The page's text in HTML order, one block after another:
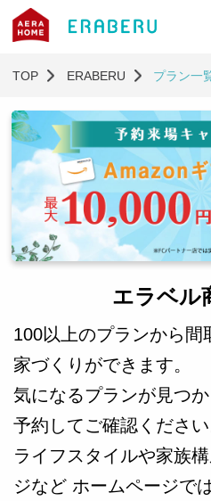
TOP ERABERU プラン一
エラベル
100以上のプランから間
家づくりができます。
気になるプランが見つ
予約してご確認くださ
ライフスタイルや家族
ジなど ホームページで